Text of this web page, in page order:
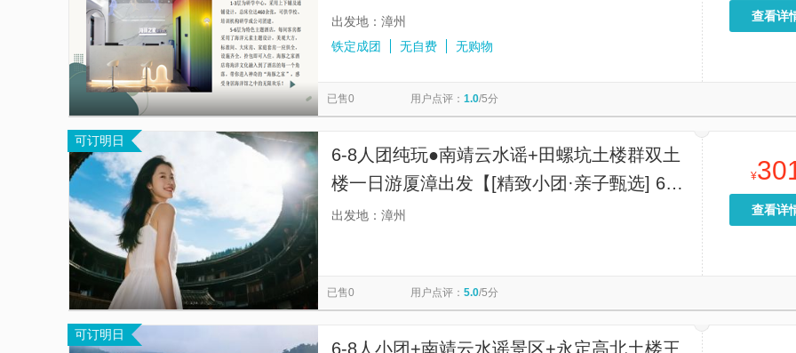
出发地：漳州
铁定成团
无自费 无购物
查看详
已售0 用户点评： 1.0/5分
可订明日
6-8人团纯玩●南靖云水谣+田螺坑土楼群双土
楼一日游厦漳出发【[精致小团·亲子甄选] 6-8
人私享团灵活省心，轻松开启南靖双土楼探秘
出发地：漳州
¥
查看详
已售0 用户点评： 5.0/5分
可订明日
6-8人小团+南靖云水谣景区+永定高北土楼王